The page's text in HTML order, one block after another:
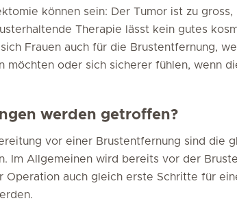
können sein: Der Tumor ist zu
Therapie lässt kein gutes
Frauen auch für die Brustentfernung,
möchten oder sich sicherer fühlen, wenn
werden getroffen?
vor einer Brustentfernung sind die
Im Allgemeinen wird bereits vor der
Operation auch gleich erste Schritte für